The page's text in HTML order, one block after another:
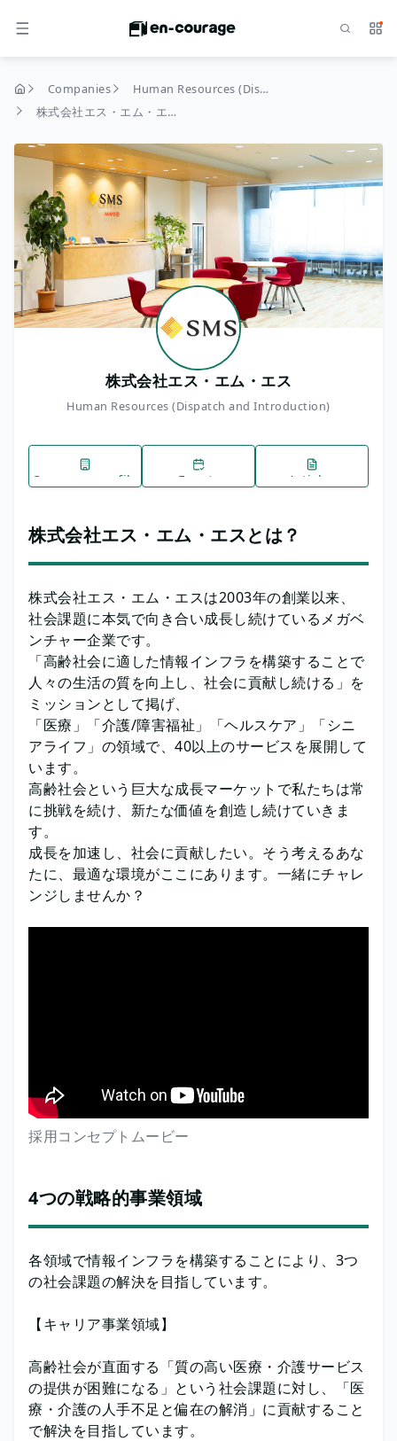
MENU Search
home Companies
Human Resources (Dispatch and Introduction)
株式会社エス・エム・エス
株式会社エス・エム・エス
Human Resources (Dispatch and Introduction)
Company profile Events Articles
株式会社エス・エム・エスとは？
株式会社エス・エム・エスは2003年の創業以来、
社会課題に本気で向き合い成長し続けているメガベ
ンチャー企業です。
「高齢社会に適した情報インフラを構築することで
人々の生活の質を向上し、社会に貢献し続ける」を
ミッションとして掲げ、
「医療」「介護/障害福祉」「ヘルスケア」「シニ
アライフ」の領域で、40以上のサービスを展開して
います。
高齢社会という巨大な成長マーケットで私たちは常
に挑戦を続け、新たな価値を創造し続けていきま
す。
成長を加速し、社会に貢献したい。そう考えるあな
たに、最適な環境がここにあります。一緒にチャレ
ンジしませんか？
採用コンセプトムービー
4つの戦略的事業領域
各領域で情報インフラを構築することにより、3つ
の社会課題の解決を目指しています。
【キャリア事業領域】
高齢社会が直面する「質の高い医療・介護サービス
の提供が困難になる」という社会課題に対し、「医
療・介護の人手不足と偏在の解消」に貢献すること
で解決を目指しています。